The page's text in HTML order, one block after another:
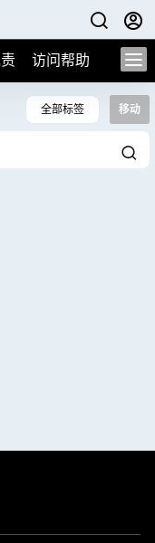
访问帮助
全部标签 移动